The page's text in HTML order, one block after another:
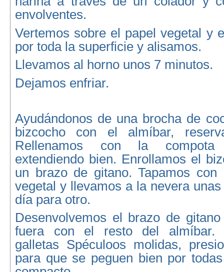
envolventes.
Vertemos sobre el papel vegetal y
por toda la superficie y alisamos.
Llevamos al horno unos 7 minutos.
Dejamos enfriar.
Ayudándonos de una brocha de
bizcocho con el almíbar,
Rellenamos con la
extendiendo bien. Enrollamos el
un brazo de gitano. Tapamos
vegetal y llevamos a la nevera
día para otro.
Desenvolvemos el brazo de
fuera con el resto del almíbar.
galletas Spéculoos molidas,
para que se peguen bien por